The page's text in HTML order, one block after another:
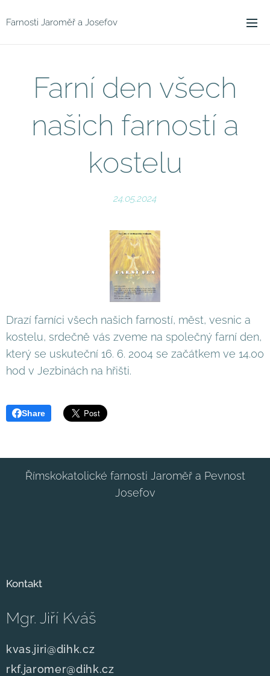
Farnosti Jaroměř a Josefov
Farní den všech
našich farností a
kostelu
24.05.2024
Drazí farníci všech našich farností, měst, vesnic a
kostelu, srdečně vás zveme na společný farní den,
který se uskuteční 16. 6. 2004 se začátkem ve 14.00
hod v Jezbinách na hřišti.
Share
Římskokatolické farnosti Jaroměř a Pevnost
Josefov
Kontakt
Mgr. Jiří Kváš
kvas.jiri@dihk.cz
rkf.jaromer@dihk.cz